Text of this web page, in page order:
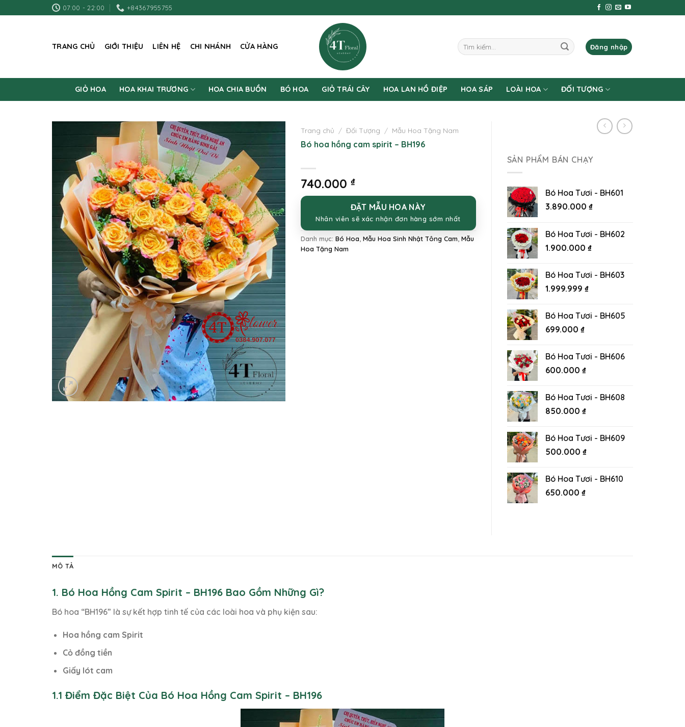
to
07:00 - 22:00 +84367955755
TRANG CHỦ GIỚI THIỆU LIÊN HỆ CHI NHÁNH CỬA HÀNG
Tìm
kiếm:
Đăng nhập
GIỎ HOA HOA KHAI TRƯƠNG HOA CHIA BUỒN BÓ HOA GIỎ TRÁI CÂY HOA LAN HỒ ĐIỆP HOA SÁP LOÀI HOA ĐỐI TƯỢNG
Trang chủ / Đối Tượng / Mẫu Hoa Tặng Nam
Bó hoa hồng cam spirit – BH196
740.000 ₫
ĐẶT MẪU HOA NÀY
Nhân viên sẽ xác nhận đơn hàng sớm nhất
Danh mục: Bó Hoa Mẫu Hoa Sinh Nhật Tông Cam Mẫu
Hoa Tặng Nam
SẢN PHẨM BÁN CHẠY
Bó Hoa Tươi - BH601
3.890.000 ₫
Bó Hoa Tươi - BH602
1.900.000 ₫
Bó Hoa Tươi - BH603
1.999.999 ₫
Bó Hoa Tươi - BH605
699.000 ₫
Bó Hoa Tươi - BH606
600.000 ₫
Bó Hoa Tươi - BH608
850.000 ₫
Bó Hoa Tươi - BH609
500.000 ₫
Bó Hoa Tươi - BH610
650.000 ₫
MÔ TẢ
1. Bó Hoa Hồng Cam Spirit – BH196 Bao Gồm Những Gì?
Bó hoa “BH196” là sự kết hợp tinh tế của các loài hoa và phụ kiện sau:
Hoa hồng cam Spirit
Cỏ đồng tiền
Giấy lót cam
1.1 Điểm Đặc Biệt Của Bó Hoa Hồng Cam Spirit – BH196